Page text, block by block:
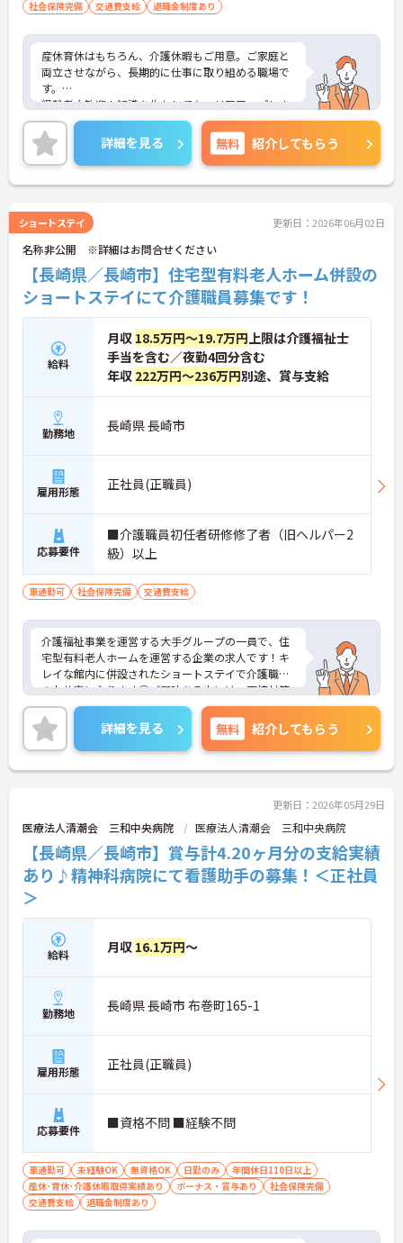
社会保険完備 交通費支給 退職金制度あり
産休育休はもちろん、介護休暇もご用意。ご家庭と
両立させながら、長期的に仕事に取り組める職場で
す。
経験者大歓迎！知識を生かしてキャリアアップしま
せんか？
ご興味ある方には、面接対策ポイントなど、さらに
詳細をお話しいたしますのでお気軽にご相談くださ
い。
詳細を見る 無料 紹介してもらう
ショートステイ 更新日：2026年06月02日
名称非公開 ※詳細はお問合せください
【長崎県／長崎市】住宅型有料老人ホーム併設の
ショートステイにて介護職員募集です！
給料
月収 18.5万円～19.7万円上限は介護福祉士
手当を含む／夜勤4回分含む
年収 222万円～236万円別途、賞与支給
勤務地 長崎県 長崎市
雇用形態 正社員(正職員)
応募要件
■介護職員初任者研修修了者（旧ヘルパー2
級）以上
車通勤可 社会保険完備 交通費支給
介護福祉事業を運営する大手グループの一員で、住
宅型有料老人ホームを運営する企業の求人です！キ
レイな館内に併設されたショートステイで介護職員
のお仕事になります◎ご興味ある方には、面接対策
ポイントなど、さらに詳細をお話しいたしますので
お気軽にご相談ください！
詳細を見る 無料 紹介してもらう
更新日：2026年05月29日
医療法人清潮会 三和中央病院 医療法人清潮会 三和中央病院
【長崎県／長崎市】賞与計4.20ヶ月分の支給実績
あり♪精神科病院にて看護助手の募集！＜正社員
＞
給料 月収 16.1万円～
勤務地 長崎県 長崎市 布巻町165-1
雇用形態 正社員(正職員)
応募要件 ■資格不問 ■経験不問
車通勤可 未経験OK 無資格OK 日勤のみ
年間休日110日以上
産休･育休･介護休暇取得実績あり
ボーナス・賞与あり
社会保険完備
交通費支給
退職金制度あり